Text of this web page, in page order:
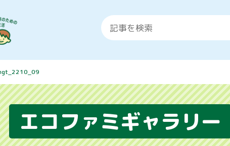
エコファミギャラリー